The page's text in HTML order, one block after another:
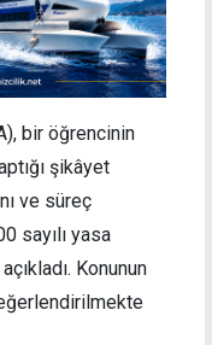
bir öğrencinin
şikâyet
ve süreç
sayılı yasa
Konunun